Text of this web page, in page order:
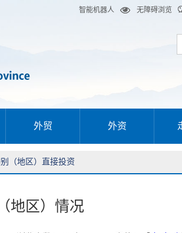
智能机器人 无障碍浏览
外贸 外资
（地区）直接投资
地区）情况